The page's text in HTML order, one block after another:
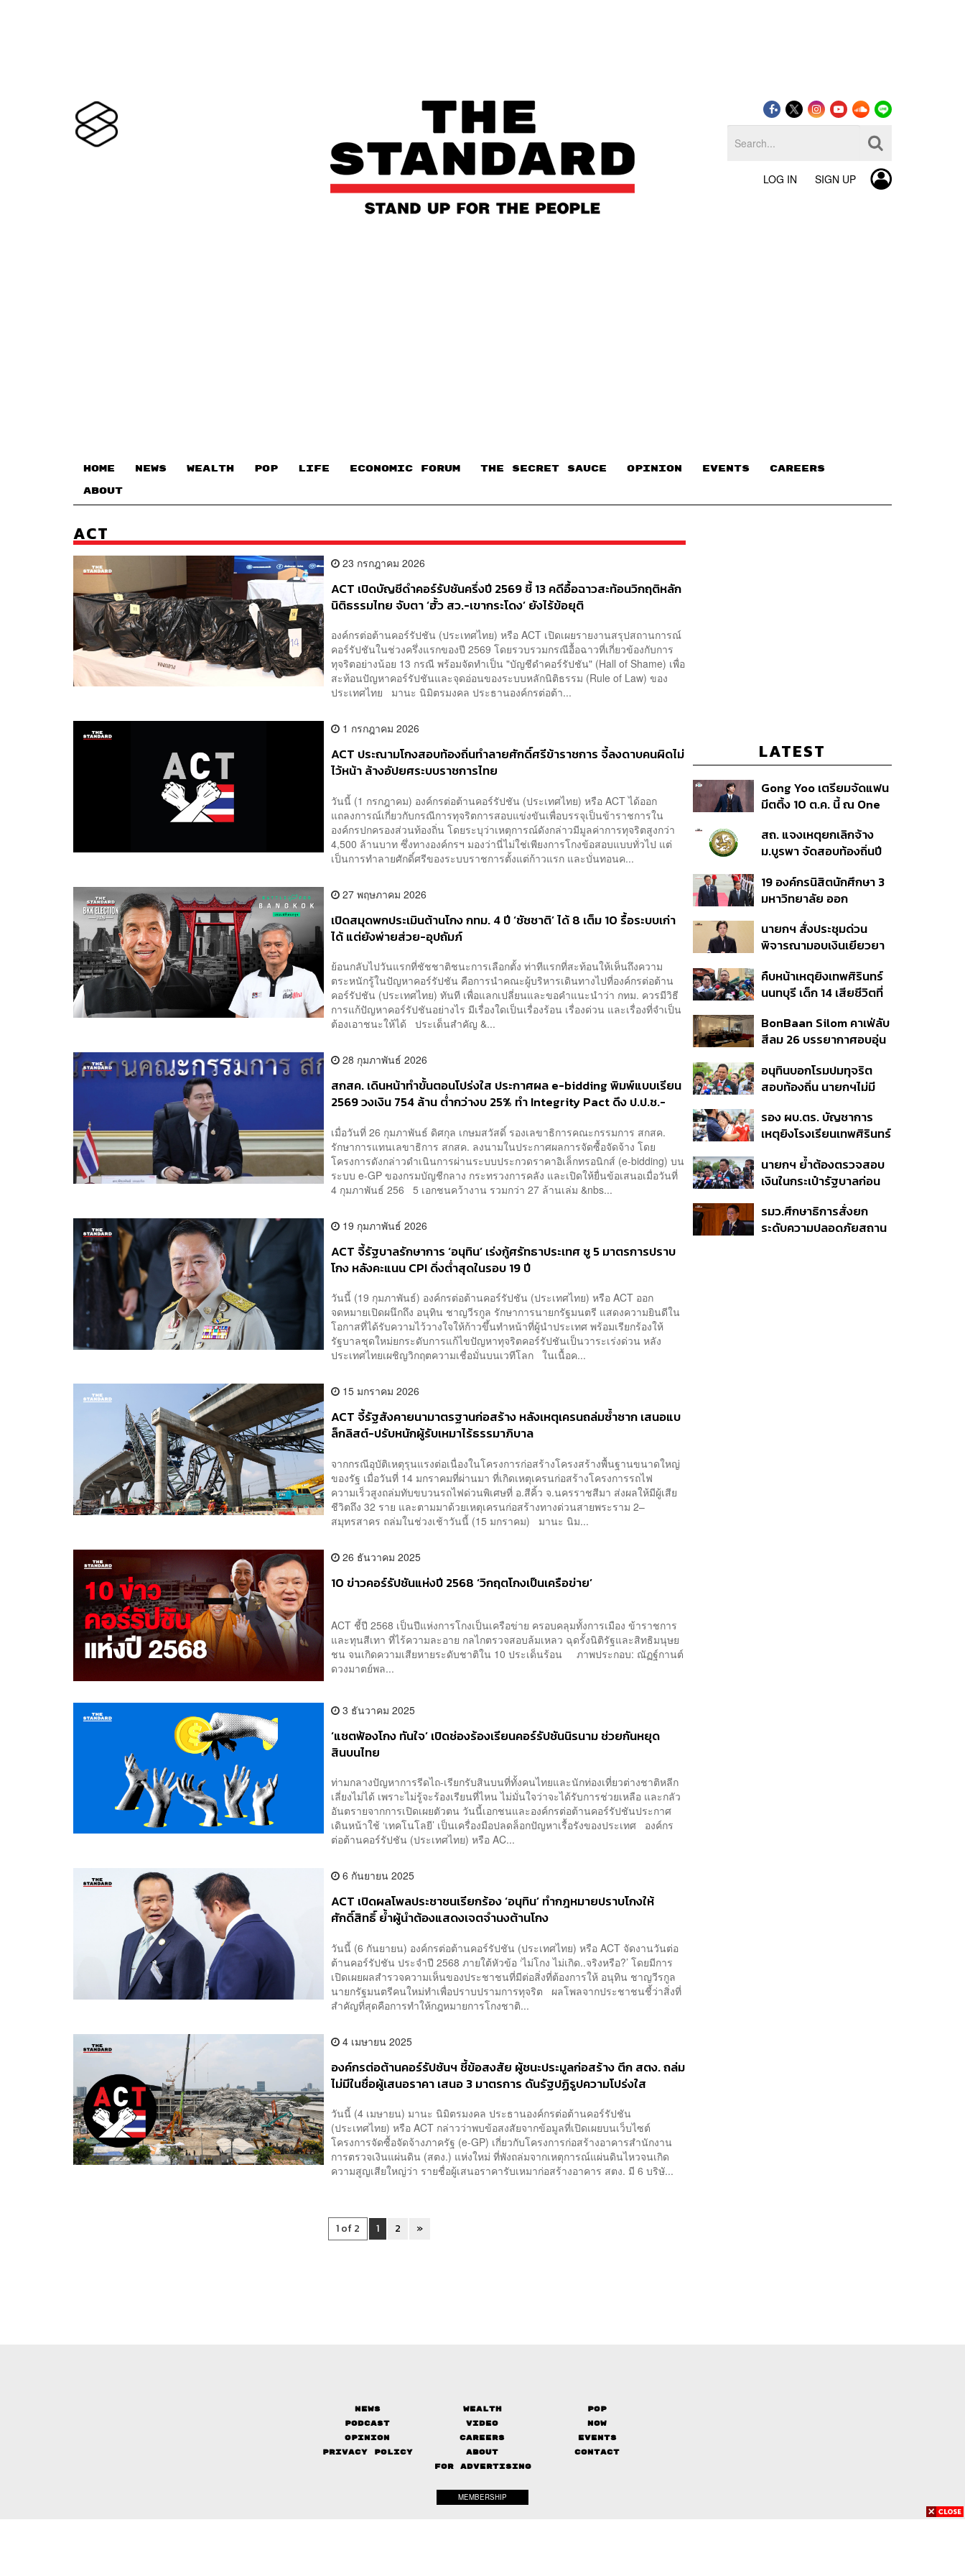
LOG IN SIGN UP
HOME NEWS WEALTH POP LIFE ECONOMIC FORUM THE SECRET SAUCE​ OPINION EVENTS CAREERS
ABOUT
ACT
23 กรกฎาคม 2026
ACT เปิดบัญชีดำคอร์รัปชันครึ่งปี 2569 ชี้ 13 คดีอื้อฉาวสะท้อนวิกฤติหลัก
นิติธรรมไทย จับตา ‘ฮั้ว สว.-เขากระโดง’ ยังไร้ข้อยุติ
องค์กรต่อต้านคอร์รัปชัน (ประเทศไทย) หรือ ACT เปิดเผยรายงานสรุปสถานการณ์
คอร์รัปชันในช่วงครึ่งแรกของปี 2569 โดยรวบรวมกรณีอื้อฉาวที่เกี่ยวข้องกับการ
ทุจริตอย่างน้อย 13 กรณี พร้อมจัดทำเป็น "บัญชีดำคอร์รัปชัน" (Hall of Shame) เพื่อ
สะท้อนปัญหาคอร์รัปชันและจุดอ่อนของระบบหลักนิติธรรม (Rule of Law) ของ
ประเทศไทย มานะ นิมิตรมงคล ประธานองค์กรต่อต้า...
1 กรกฎาคม 2026
ACT ประณามโกงสอบท้องถิ่นทำลายศักดิ์ศรีข้าราชการ จี้ลงดาบคนผิดไม่
ไว้หน้า ล้างอัปยศระบบราชการไทย
วันนี้ (1 กรกฎาคม) องค์กรต่อต้านคอร์รัปชัน (ประเทศไทย) หรือ ACT ได้ออก
แถลงการณ์เกี่ยวกับกรณีการทุจริตการสอบแข่งขันเพื่อบรรจุเป็นข้าราชการใน
องค์กรปกครองส่วนท้องถิ่น โดยระบุว่าเหตุการณ์ดังกล่าวมีมูลค่าการทุจริตสูงกว่า
4,500 ล้านบาท ซึ่งทางองค์กรฯ มองว่านี่ไม่ใช่เพียงการโกงข้อสอบแบบทั่วไป แต่
เป็นการทำลายศักดิ์ศรีของระบบราชการตั้งแต่ก้าวแรก และบั่นทอนค...
27 พฤษภาคม 2026
เปิดสมุดพกประเมินต้านโกง กทม. 4 ปี ‘ชัชชาติ’ ได้ 8 เต็ม 10 รื้อระบบเก่า
ได้ แต่ยังพ่ายส่วย-อุปถัมภ์
ย้อนกลับไปวันแรกที่ชัชชาติชนะการเลือกตั้ง ท่าทีแรกที่สะท้อนให้เห็นถึงความ
ตระหนักรู้ในปัญหาคอร์รัปชัน คือการนำคณะผู้บริหารเดินทางไปที่องค์กรต่อต้าน
คอร์รัปชัน (ประเทศไทย) ทันที เพื่อแลกเปลี่ยนและขอคำแนะนำว่า กทม. ควรมีวิธี
การแก้ปัญหาคอร์รัปชันอย่างไร มีเรื่องใดเป็นเรื่องร้อน เรื่องด่วน และเรื่องที่จำเป็น
ต้องเอาชนะให้ได้ ประเด็นสำคัญ &...
28 กุมภาพันธ์ 2026
สกสค. เดินหน้าทำขั้นตอนโปร่งใส ประกาศผล e-bidding พิมพ์แบบเรียน
2569 วงเงิน 754 ล้าน ต่ำกว่างบ 25% ทำ Integrity Pact ดึง ป.ป.ช.-
เมื่อวันที่ 26 กุมภาพันธ์ ดิศกุล เกษมสวัสดิ์ รองเลขาธิการคณะกรรมการ สกสค.
รักษาการแทนเลขาธิการ สกสค. ลงนามในประกาศผลการจัดซื้อจัดจ้าง โดย
โครงการดังกล่าวดำเนินการผ่านระบบประกวดราคาอิเล็กทรอนิกส์ (e-bidding) บน
ระบบ e-GP ของกรมบัญชีกลาง กระทรวงการคลัง และเปิดให้ยื่นข้อเสนอเมื่อวันที่
4 กุมภาพันธ์ 256 5 เอกชนคว้างาน รวมกว่า 27 ล้านเล่ม &nbs...
19 กุมภาพันธ์ 2026
ACT จี้รัฐบาลรักษาการ ‘อนุทิน’ เร่งกู้ศรัทธาประเทศ ชู 5 มาตรการปราบ
โกง หลังคะแนน CPI ดิ่งต่ำสุดในรอบ 19 ปี
วันนี้ (19 กุมภาพันธ์) องค์กรต่อต้านคอร์รัปชัน (ประเทศไทย) หรือ ACT ออก
จดหมายเปิดผนึกถึง อนุทิน ชาญวีรกูล รักษาการนายกรัฐมนตรี แสดงความยินดีใน
โอกาสที่ได้รับความไว้วางใจให้ก้าวขึ้นทำหน้าที่ผู้นำประเทศ พร้อมเรียกร้องให้
รัฐบาลชุดใหม่ยกระดับการแก้ไขปัญหาทุจริตคอร์รัปชันเป็นวาระเร่งด่วน หลัง
ประเทศไทยเผชิญวิกฤตความเชื่อมั่นบนเวทีโลก ในเนื้อค...
15 มกราคม 2026
ACT จี้รัฐสังคายนามาตรฐานก่อสร้าง หลังเหตุเครนถล่มซ้ำซาก เสนอแบ
ล็กลิสต์-ปรับหนักผู้รับเหมาไร้ธรรมาภิบาล
จากกรณีอุบัติเหตุรุนแรงต่อเนื่องในโครงการก่อสร้างโครงสร้างพื้นฐานขนาดใหญ่
ของรัฐ เมื่อวันที่ 14 มกราคมที่ผ่านมา ที่เกิดเหตุเครนก่อสร้างโครงการรถไฟ
ความเร็วสูงถล่มทับขบวนรถไฟด่วนพิเศษที่ อ.สีคิ้ว จ.นครราชสีมา ส่งผลให้มีผู้เสีย
ชีวิตถึง 32 ราย และตามมาด้วยเหตุเครนก่อสร้างทางด่วนสายพระราม 2–
สมุทรสาคร ถล่มในช่วงเช้าวันนี้ (15 มกราคม) มานะ นิม...
26 ธันวาคม 2025
10 ข่าวคอร์รัปชันแห่งปี 2568 ‘วิกฤตโกงเป็นเครือข่าย’
ACT ชี้ปี 2568 เป็นปีแห่งการโกงเป็นเครือข่าย ครอบคลุมทั้งการเมือง ข้าราชการ
และทุนสีเทา ที่ไร้ความละอาย กลไกตรวจสอบล้มเหลว ฉุดรั้งนิติรัฐและสิทธิมนุษย
ชน จนเกิดความเสียหายระดับชาติใน 10 ประเด็นร้อน ภาพประกอบ: ณัฏฐ์กานต์
ดวงมาตย์พล...
3 ธันวาคม 2025
‘แชตฟ้องโกง ทันใจ’ เปิดช่องร้องเรียนคอร์รัปชันนิรนาม ช่วยกันหยุด
สินบนไทย
ท่ามกลางปัญหาการรีดไถ-เรียกรับสินบนที่ทั้งคนไทยและนักท่องเที่ยวต่างชาติหลีก
เลี่ยงไม่ได้ เพราะไม่รู้จะร้องเรียนที่ไหน ไม่มั่นใจว่าจะได้รับการช่วยเหลือ และกลัว
อันตรายจากการเปิดเผยตัวตน วันนี้เอกชนและองค์กรต่อต้านคอร์รัปชันประกาศ
เดินหน้าใช้ ‘เทคโนโลยี’ เป็นเครื่องมือปลดล็อกปัญหาเรื้อรังของประเทศ องค์กร
ต่อต้านคอร์รัปชัน (ประเทศไทย) หรือ AC...
6 กันยายน 2025
ACT เปิดผลโพลประชาชนเรียกร้อง ‘อนุทิน’ ทำกฎหมายปราบโกงให้
ศักดิ์สิทธิ์ ย้ำผู้นำต้องแสดงเจตจำนงต้านโกง
วันนี้ (6 กันยายน) องค์กรต่อต้านคอร์รัปชัน (ประเทศไทย) หรือ ACT จัดงานวันต่อ
ต้านคอร์รัปชัน ประจำปี 2568 ภายใต้หัวข้อ ‘ไม่โกง ไม่เกิด..จริงหรือ?’ โดยมีการ
เปิดเผยผลสำรวจความเห็นของประชาชนที่มีต่อสิ่งที่ต้องการให้ อนุทิน ชาญวีรกูล
นายกรัฐมนตรีคนใหม่ทำเพื่อปราบปรามการทุจริต ผลโพลจากประชาชนชี้ว่าสิ่งที่
สำคัญที่สุดคือการทำให้กฎหมายการโกงชาติ...
4 เมษายน 2025
องค์กรต่อต้านคอร์รัปชันฯ ชี้ข้อสงสัย ผู้ชนะประมูลก่อสร้าง ตึก สตง. ถล่ม
ไม่มีในชื่อผู้เสนอราคา เสนอ 3 มาตรการ ดันรัฐปฏิรูปความโปร่งใส
วันนี้ (4 เมษายน) มานะ นิมิตรมงคล ประธานองค์กรต่อต้านคอร์รัปชัน
(ประเทศไทย) หรือ ACT กล่าวว่าพบข้อสงสัยจากข้อมูลที่เปิดเผยบนเว็บไซต์
โครงการจัดซื้อจัดจ้างภาครัฐ (e-GP) เกี่ยวกับโครงการก่อสร้างอาคารสำนักงาน
การตรวจเงินแผ่นดิน (สตง.) แห่งใหม่ ที่พังถล่มจากเหตุการณ์แผ่นดินไหวจนเกิด
ความสูญเสียใหญ่ว่า รายชื่อผู้เสนอราคารับเหมาก่อสร้างอาคาร สตง. มี 6 บริษั...
1 of 2 1 2 »
LATEST
Gong Yoo เตรียมจัดแฟน
มีตติ้ง 10 ต.ค. นี้ ณ One
สถ. แจงเหตุยกเลิกจ้าง
ม.บูรพา จัดสอบท้องถิ่นปี
19 องค์กรนิสิตนักศึกษา 3
มหาวิทยาลัย ออก
รัฐบาลต้อนรับ ‘มิน อ่อง
หล่าย’
นายกฯ สั่งประชุมด่วน
พิจารณามอบเงินเยียวยา
ลบ. ทุพพลภาพ 7 แสนบาท
บาดเจ็บสาหัส 2 แสนบาท
บาท
คืบหน้าเหตุยิงเทพศิรินทร์
นนทบุรี เด็ก 14 เสียชีวิตที่
เสียชีวิต 5 ราย เจ็บ 22
ราย
BonBaan Silom คาเฟ่ลับ
สีลม 26 บรรยากาศอบอุ่น
อนุทินบอกโรมปมทุจริต
สอบท้องถิ่น นายกฯไม่มี
คนผิดมาลงโทษ
รอง ผบ.ตร. บัญชาการ
เหตุยิงโรงเรียนเทพศิรินทร์
ยืนยันไร้คนติดค้าง พบศพ
ปู่-ย่าที่บ้านพักผู้ก่อเหตุ
นายกฯ ย้ำต้องตรวจสอบ
เงินในกระเป๋ารัฐบาลก่อน
เฟส 2 หรือปรับเกณฑ์
50:50 ยันเงินคงคลัง
รมว.ศึกษาธิการสั่งยก
ระดับความปลอดภัยสถาน
News Wealth
Pop
Podcast
Video
Now
Opinion
Careers
Events
Privacy Policy
About
Contact
FOR ADVERTISING
MEMBERSHIP